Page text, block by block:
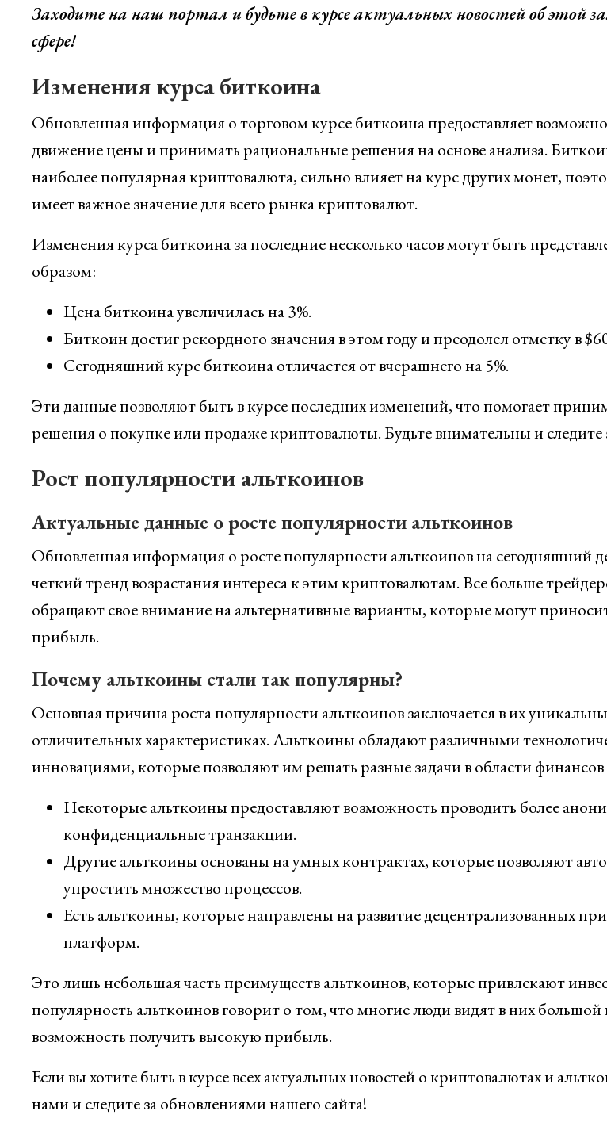
Заходите на наш портал и будьте в курсе актуальных новостей об этой
сфере!
Изменения курса биткоина
Обновленная информация о торговом курсе биткоина предоставляет
движение цены и принимать рациональные решения на основе анализа.
наиболее популярная криптовалюта, сильно влияет на курс других монет,
имеет важное значение для всего рынка криптовалют.
Изменения курса биткоина за последние несколько часов могут быть
образом:
Цена биткоина увеличилась на 3%.
Биткоин достиг рекордного значения в этом году и преодолел отметку в
Сегодняшний курс биткоина отличается от вчерашнего на 5%.
Эти данные позволяют быть в курсе последних изменений, что помогает
решения о покупке или продаже криптовалюты. Будьте внимательны и следите
Рост популярности альткоинов
Актуальные данные о росте популярности альткоинов
Обновленная информация о росте популярности альткоинов на сегодняшний
четкий тренд возрастания интереса к этим криптовалютам. Все больше
обращают свое внимание на альтернативные варианты, которые могут
прибыль.
Почему альткоины стали так популярны?
Основная причина роста популярности альткоинов заключается в их
отличительных характеристиках. Альткоины обладают различными
инновациями, которые позволяют им решать разные задачи в области финансов
Некоторые альткоины предоставляют возможность проводить более
конфиденциальные транзакции.
Другие альткоины основаны на умных контрактах, которые позволяют
упростить множество процессов.
Есть альткоины, которые направлены на развитие децентрализованных
платформ.
Это лишь небольшая часть преимуществ альткоинов, которые привлекают
популярность альткоинов говорит о том, что многие люди видят в них
возможность получить высокую прибыль.
Если вы хотите быть в курсе всех актуальных новостей о криптовалютах и
нами и следите за обновлениями нашего сайта!